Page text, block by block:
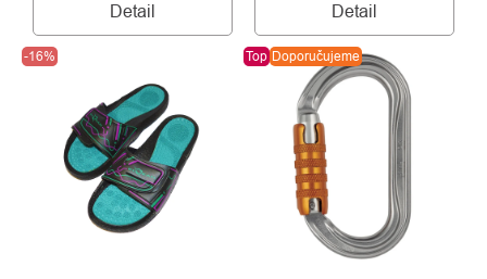
Detail Detail
-16% Top Doporučujeme